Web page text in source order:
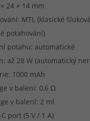
24 × 14 mm
MTL (klasické
potahování)
potahu: automatické
až 28 W (automatický
1000 mAh
v balení: 0,6 Ω
v balení: 2 ml
port (5 V / 1 A)